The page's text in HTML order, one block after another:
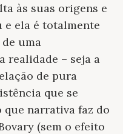
às suas origens e
e ela é totalmente
uma
realidade – seja a
de pura
que se
narrativa faz do
(sem o efeito